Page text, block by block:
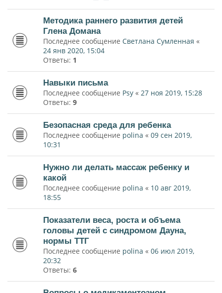
Методика раннего развития детей
Глена Домана
Последнее сообщение Светлана Сумленная «
24 янв 2020, 15:04
Ответы: 1
Навыки письма
Последнее сообщение Psy « 27 ноя 2019, 15:28
Ответы: 9
Безопасная среда для ребенка
Последнее сообщение polina « 09 сен 2019,
10:31
Нужно ли делать массаж ребенку и
какой
Последнее сообщение polina « 10 авг 2019,
18:55
Показатели веса, роста и объема
головы детей с синдромом Дауна,
нормы ТТГ
Последнее сообщение polina « 06 июл 2019,
20:32
Ответы: 6